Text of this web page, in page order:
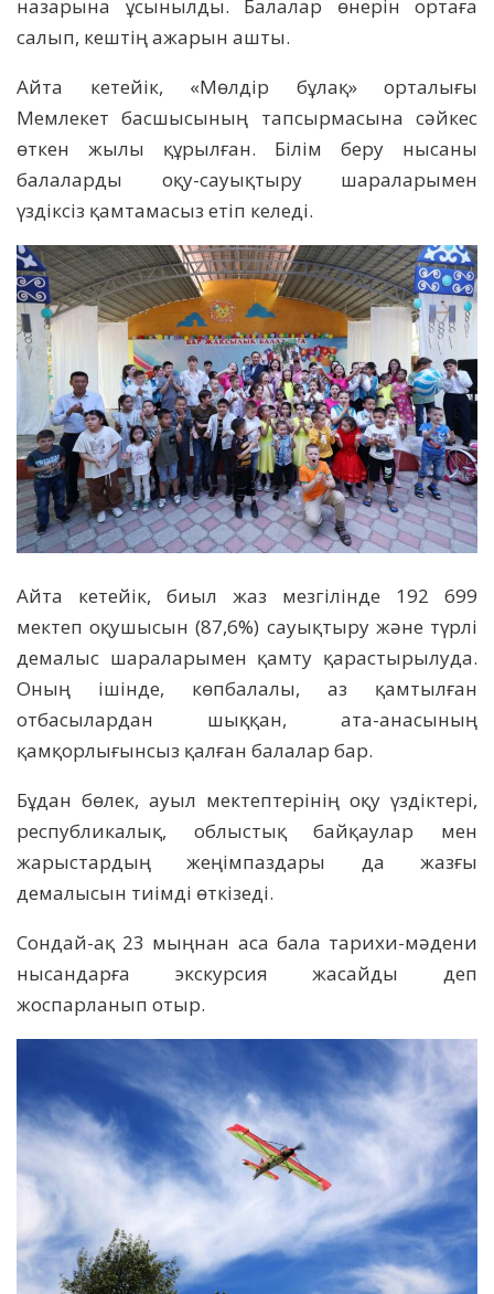
назарына ұсынылды. Балалар өнерін ортаға
салып, кештің ажарын ашты.
Айта кетейік, «Мөлдір бұлақ» орталығы
Мемлекет басшысының тапсырмасына сәйкес
өткен жылы құрылған. Білім беру нысаны
балаларды оқу-сауықтыру шараларымен
үздіксіз қамтамасыз етіп келеді.
Айта кетейік, биыл жаз мезгілінде 192 699
мектеп оқушысын (87,6%) сауықтыру және түрлі
демалыс шараларымен қамту қарастырылуда.
Оның ішінде, көпбалалы, аз қамтылған
отбасылардан шыққан, ата-анасының
қамқорлығынсыз қалған балалар бар.
Бұдан бөлек, ауыл мектептерінің оқу үздіктері,
республикалық, облыстық байқаулар мен
жарыстардың жеңімпаздары да жазғы
демалысын тиімді өткізеді.
Сондай-ақ 23 мыңнан аса бала тарихи-мәдени
нысандарға экскурсия жасайды деп
жоспарланып отыр.